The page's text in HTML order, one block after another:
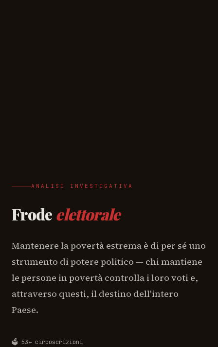
ANALISI INVESTIGATIVA
Frode elettorale
Mantenere la povertà estrema è di per sé uno
strumento di potere politico — chi mantiene
le persone in povertà controlla i loro voti e,
attraverso questi, il destino dell'intero
Paese.
🗳️ 53+ circoscrizioni